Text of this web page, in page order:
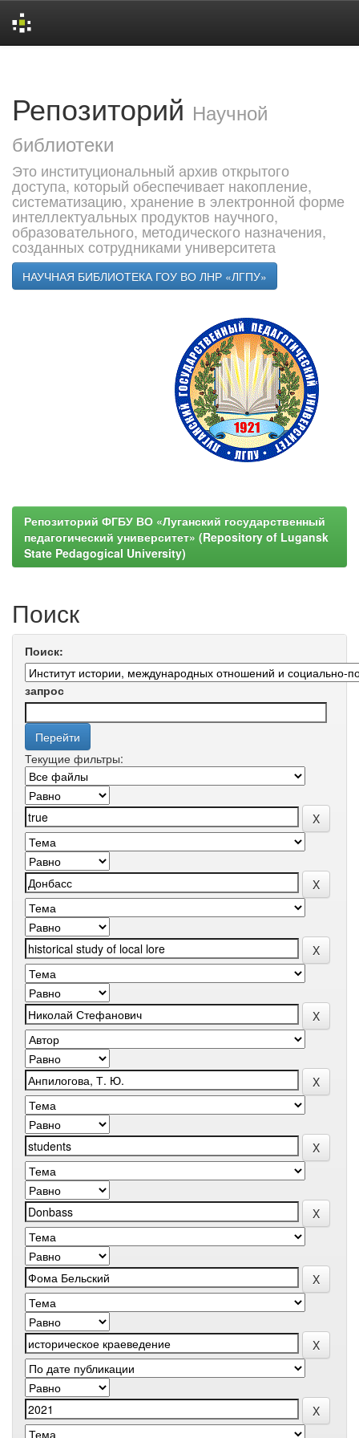
Репозиторий Научной
библиотеки
Это институциональный архив открытого
доступа, который обеспечивает накопление,
систематизацию, хранение в электронной форме
интеллектуальных продуктов научного,
образовательного, методического назначения,
созданных сотрудниками университета
НАУЧНАЯ БИБЛИОТЕКА ГОУ ВО ЛНР «ЛГПУ»
Репозиторий ФГБУ ВО «Луганский государственный
педагогический университет» (Repository of Lugansk
State Pedagogical University)
Поиск
Поиск:
запрос
Текущие фильтры: